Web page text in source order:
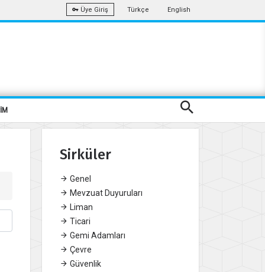
Üye Giriş Türkçe English
Sirküler
Genel
Mevzuat Duyuruları
Liman
Ticari
Gemi Adamları
Çevre
Güvenlik